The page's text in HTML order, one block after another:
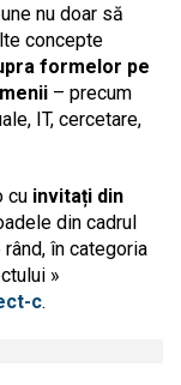
nu doar să
concepte
formelor pe
– precum
IT, cercetare,
cu invitați din
din cadrul
în categoria
»
c.